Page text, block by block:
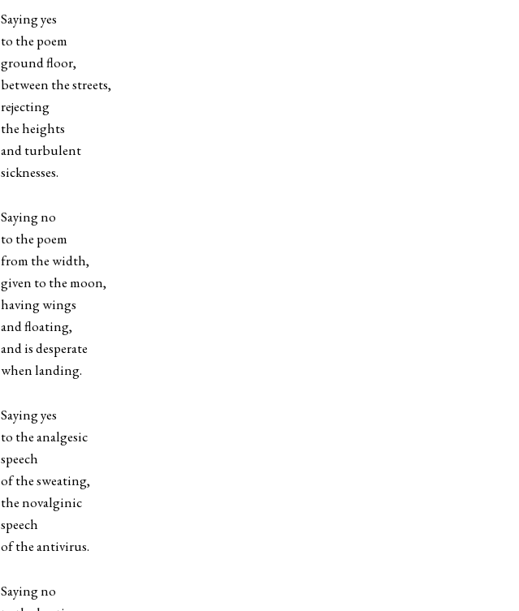
Saying yes
to the poem
ground floor,
between the streets,
rejecting
the heights
and turbulent
sicknesses.
Saying no
to the poem
from the width,
given to the moon,
having wings
and floating,
and is desperate
when landing.
Saying yes
to the analgesic
speech
of the sweating,
the novalginic
speech
of the antivirus.
Saying no